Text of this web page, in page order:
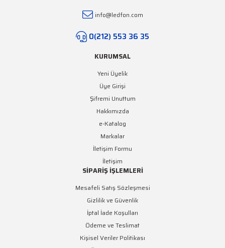
info@ledfon.com
0(212) 553 36 35
KURUMSAL
Yeni Üyelik
Üye Girişi
Şifremi Unuttum
Hakkımızda
e-Katalog
Markalar
İletişim Formu
İletişim
SİPARİŞ İŞLEMLERİ
Mesafeli Satış Sözleşmesi
Gizlilik ve Güvenlik
İptal İade Koşulları
Ödeme ve Teslimat
Kişisel Veriler Politikası